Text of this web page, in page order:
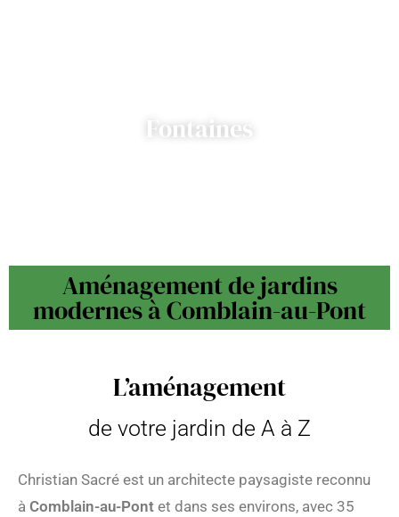
Fontaines
Aménagement de jardins
modernes à Comblain-au-Pont
L’aménagement
de votre jardin de A à Z
Christian Sacré est un architecte paysagiste reconnu
à Comblain-au-Pont et dans ses environs, avec 35